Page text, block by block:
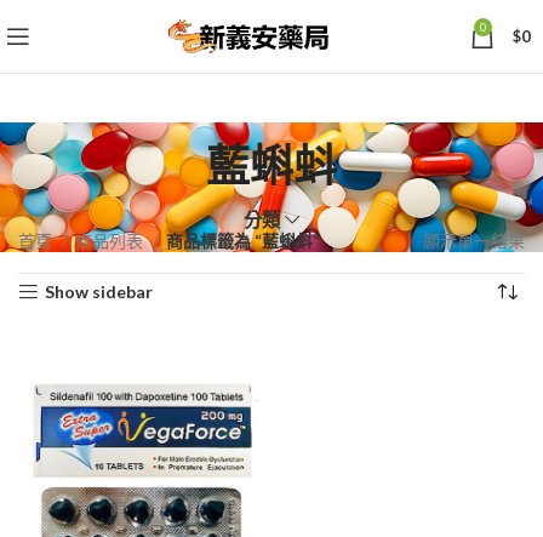
0 $0
藍蝌蚪
分類
首頁 商品列表 商品標籤為 “藍蝌蚪” 顯示單一結果
Show sidebar